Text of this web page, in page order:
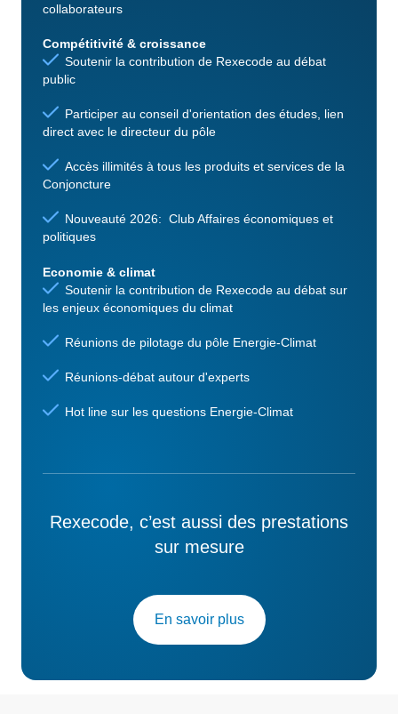
collaborateurs
Compétitivité & croissance
Soutenir la contribution de Rexecode au débat
public
Participer au conseil d'orientation des études, lien
direct avec le directeur du pôle
Accès illimités à tous les produits et services de la
Conjoncture
Nouveauté 2026: Club Affaires économiques et
politiques
Economie & climat
Soutenir la contribution de Rexecode au débat sur
les enjeux économiques du climat
Réunions de pilotage du pôle Energie-Climat
Réunions-débat autour d'experts
Hot line sur les questions Energie-Climat
Rexecode, c’est aussi des prestations
sur mesure
En savoir plus